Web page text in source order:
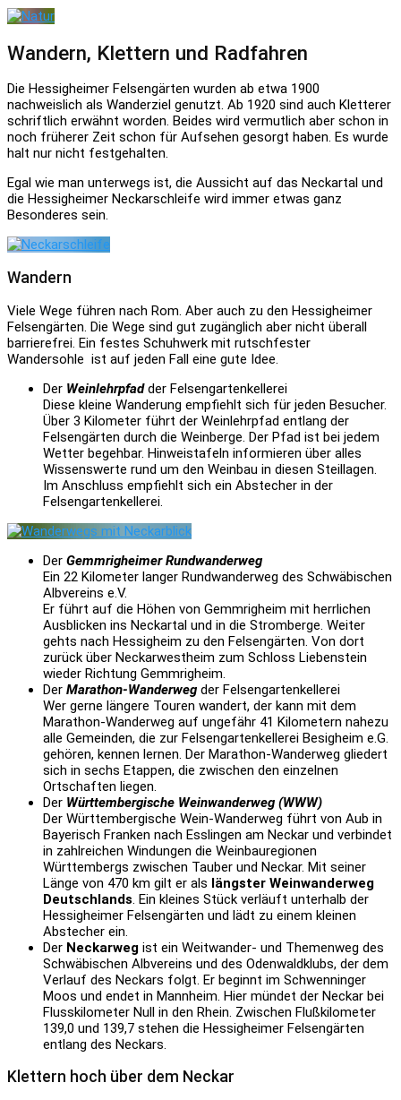
Wandern, Klettern und Radfahren
Die Hessigheimer Felsengärten wurden ab etwa 1900
nachweislich als Wanderziel genutzt. Ab 1920 sind auch Kletterer
schriftlich erwähnt worden. Beides wird vermutlich aber schon in
noch früherer Zeit schon für Aufsehen gesorgt haben. Es wurde
halt nur nicht festgehalten.
Egal wie man unterwegs ist, die Aussicht auf das Neckartal und
die Hessigheimer Neckarschleife wird immer etwas ganz
Besonderes sein.
Wandern
Viele Wege führen nach Rom. Aber auch zu den Hessigheimer
Felsengärten. Die Wege sind gut zugänglich aber nicht überall
barrierefrei. Ein festes Schuhwerk mit rutschfester
Wandersohle ist auf jeden Fall eine gute Idee.
Der Weinlehrpfadder Felsengartenkellerei
Diese kleine Wanderung empfiehlt sich für jeden Besucher.
Über 3 Kilometer führt der Weinlehrpfad entlang der
Felsengärten durch die Weinberge. Der Pfad ist bei jedem
Wetter begehbar. Hinweistafeln informieren über alles
Wissenswerte rund um den Weinbau in diesen Steillagen.
Im Anschluss empfiehlt sich ein Abstecher in der
Felsengartenkellerei.
Der Gemmrigheimer Rundwanderweg
Ein 22 Kilometer langer Rundwanderweg des Schwäbischen
Albvereins e.V.
Er führt auf die Höhen von Gemmrigheim mit herrlichen
Ausblicken ins Neckartal und in die Stromberge. Weiter
gehts nach Hessigheim zu den Felsengärten. Von dort
zurück über Neckarwestheim zum Schloss Liebenstein
wieder Richtung Gemmrigheim.
Der Marathon-Wanderweg der Felsengartenkellerei
Wer gerne längere Touren wandert, der kann mit dem
Marathon-Wanderweg auf ungefähr 41 Kilometern nahezu
alle Gemeinden, die zur Felsengartenkellerei Besigheim e.G.
gehören, kennen lernen. Der Marathon-Wanderweg gliedert
sich in sechs Etappen, die zwischen den einzelnen
Ortschaften liegen.
Der Württembergische Weinwanderweg (WWW)
Der Württembergische Wein-Wanderweg führt von Aub in
Bayerisch Franken nach Esslingen am Neckar und verbindet
in zahlreichen Windungen die Weinbauregionen
Württembergs zwischen Tauber und Neckar. Mit seiner
Länge von 470 km gilt er als längster Weinwanderweg
Deutschlands . Ein kleines Stück verläuft unterhalb der
Hessigheimer Felsengärten und lädt zu einem kleinen
Abstecher ein.
Der Neckarweg ist ein Weitwander- und Themenweg des
Schwäbischen Albvereins und des Odenwaldklubs, der dem
Verlauf des Neckars folgt. Er beginnt im Schwenninger
Moos und endet in Mannheim. Hier mündet der Neckar bei
Flusskilometer Null in den Rhein. Zwischen Flußkilometer
139,0 und 139,7 stehen die Hessigheimer Felsengärten
entlang des Neckars.
Klettern hoch über dem Neckar